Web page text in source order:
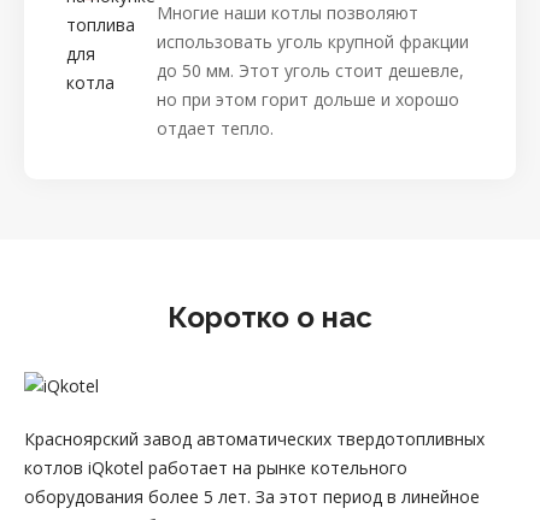
Многие наши котлы позволяют
использовать уголь крупной фракции
до 50 мм. Этот уголь стоит дешевле,
но при этом горит дольше и хорошо
отдает тепло.
Коротко о нас
Красноярский завод автоматических твердотопливных
котлов iQkotel работает на рынке котельного
оборудования более 5 лет. За этот период в линейное